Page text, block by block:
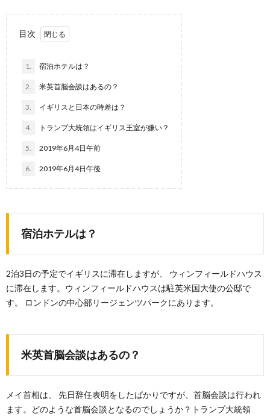
目次
1. 宿泊ホテルは？
2. 米英首脳会談はあるの？
3. イギリスと日本の時差は？
4. トランプ大統領はイギリス王室が嫌い？
5. 2019年6月4日午前
6. 2019年6月4日午後
宿泊ホテルは？
2泊3日の予定でイギリスに滞在しますが、 ウィンフィールドハウス
に滞在します。ウィンフィールドハウスは駐英米国大使の公邸で
す。 ロンドンの中心部リージェンツパークにあります。
米英首脳会談はあるの？
メイ首相は、 先日辞任表明をしたばかりですが、首脳会談は行われ
ます。どのような首脳会談となるのでしょうか？トランプ大統領